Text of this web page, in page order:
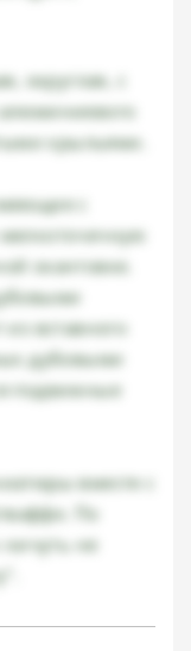
округлая, с
крыльями.
с
окантовке.
вставного
дубовыми
подвижные
вместе с
По
ничуть не